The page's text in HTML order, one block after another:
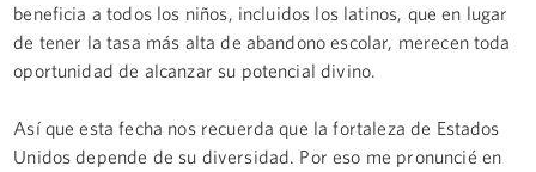
beneficia a todos los niños, incluidos los latinos, que en lugar
de tener la tasa más alta de abandono escolar, merecen toda
oportunidad de alcanzar su potencial divino.
Así que esta fecha nos recuerda que la fortaleza de Estados
Unidos depende de su diversidad. Por eso me pronuncié en